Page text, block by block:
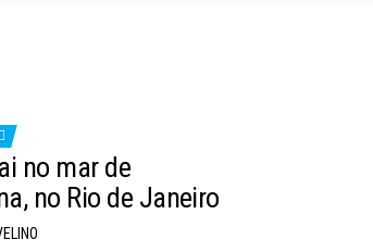
no mar de
no Rio de Janeiro